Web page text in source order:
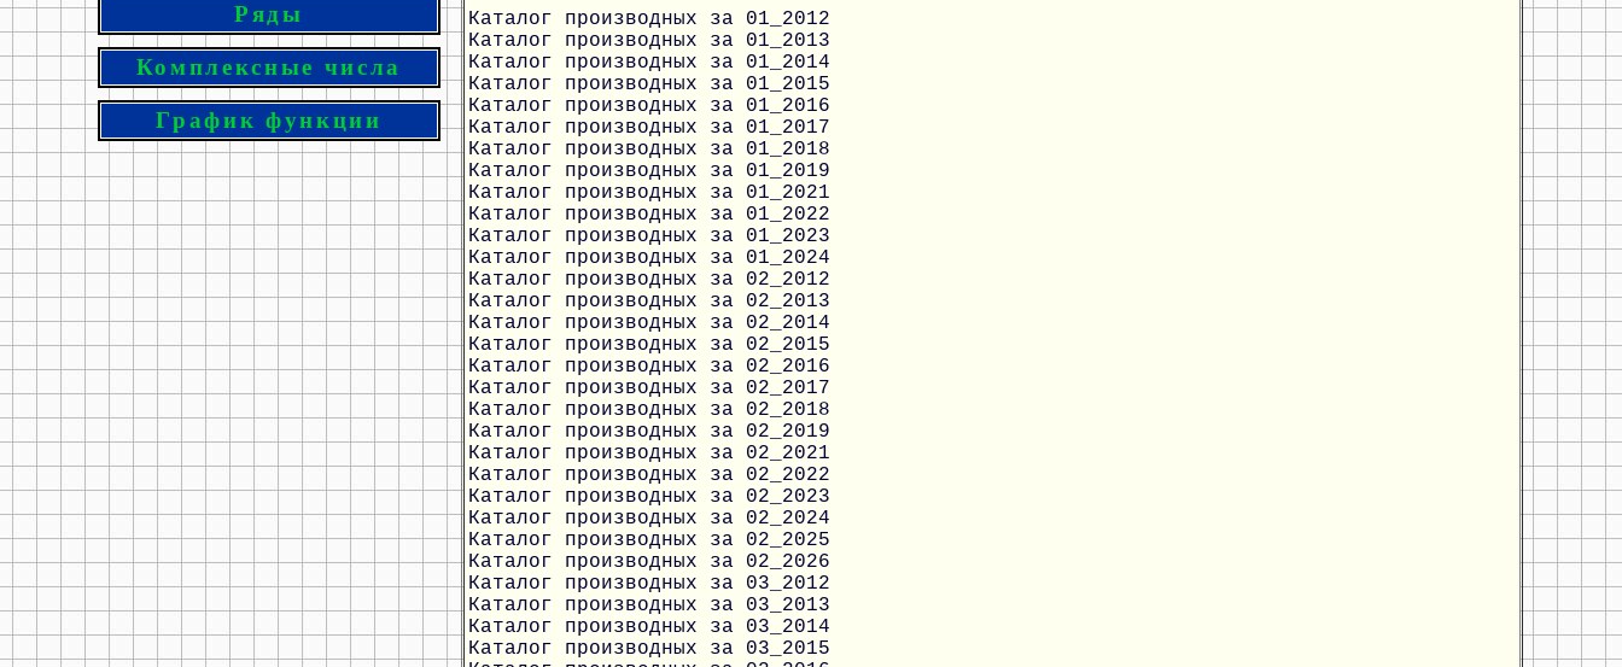
Ряды
Комплексные числа
График функции
Каталог производных за 01_2012
Каталог производных за 01_2013
Каталог производных за 01_2014
Каталог производных за 01_2015
Каталог производных за 01_2016
Каталог производных за 01_2017
Каталог производных за 01_2018
Каталог производных за 01_2019
Каталог производных за 01_2021
Каталог производных за 01_2022
Каталог производных за 01_2023
Каталог производных за 01_2024
Каталог производных за 02_2012
Каталог производных за 02_2013
Каталог производных за 02_2014
Каталог производных за 02_2015
Каталог производных за 02_2016
Каталог производных за 02_2017
Каталог производных за 02_2018
Каталог производных за 02_2019
Каталог производных за 02_2021
Каталог производных за 02_2022
Каталог производных за 02_2023
Каталог производных за 02_2024
Каталог производных за 02_2025
Каталог производных за 02_2026
Каталог производных за 03_2012
Каталог производных за 03_2013
Каталог производных за 03_2014
Каталог производных за 03_2015